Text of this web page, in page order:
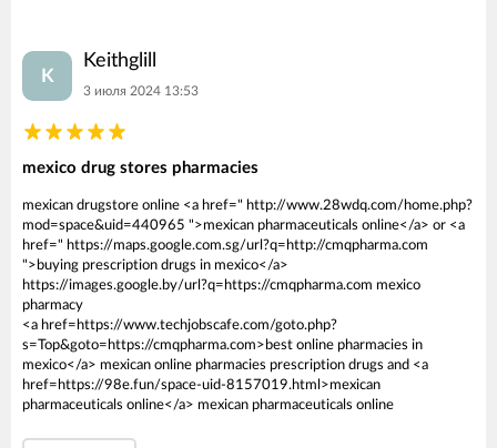
K
Keithglill
3 июля 2024 13:53
mexico drug stores pharmacies
mexican drugstore online <a href=" http://www.28wdq.com/home.php?
mod=space&uid=440965 ">mexican pharmaceuticals online</a> or <a
href=" https://maps.google.com.sg/url?q=http://cmqpharma.com
">buying prescription drugs in mexico</a>
https://images.google.by/url?q=https://cmqpharma.com mexico
pharmacy
<a href=https://www.techjobscafe.com/goto.php?
s=Top&goto=https://cmqpharma.com>best online pharmacies in
mexico</a> mexican online pharmacies prescription drugs and <a
href=https://98e.fun/space-uid-8157019.html>mexican
pharmaceuticals online</a> mexican pharmaceuticals online